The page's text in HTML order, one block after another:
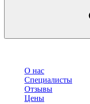
О нас
Специалисты
Отзывы
Цены